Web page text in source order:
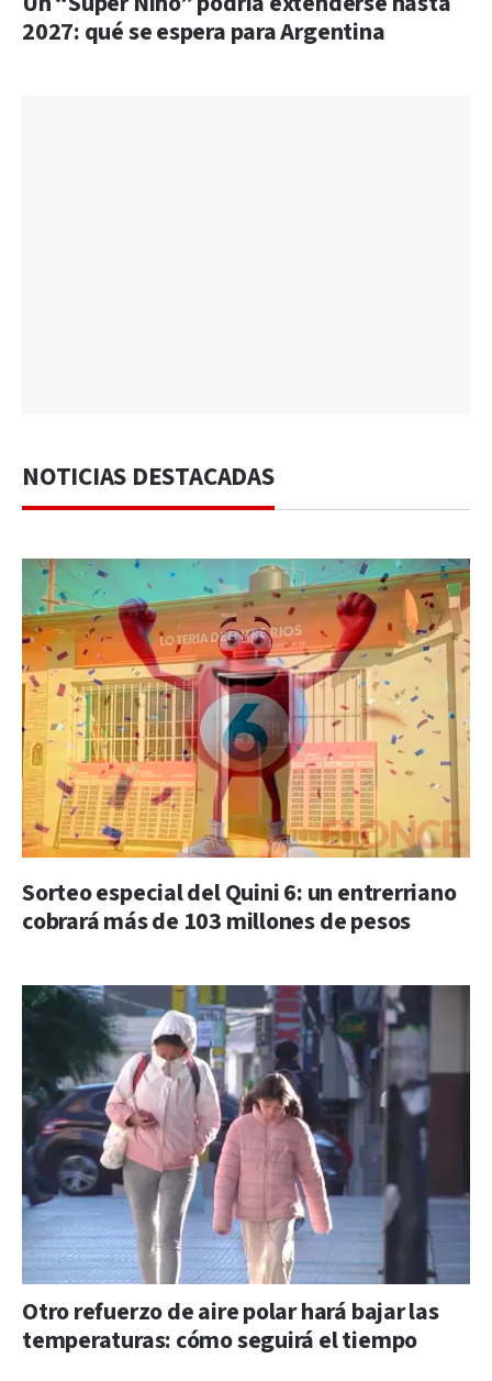
2027: qué se espera para Argentina
NOTICIAS DESTACADAS
Sorteo especial del Quini 6: un entrerriano
cobrará más de 103 millones de pesos
Otro refuerzo de aire polar hará bajar las
temperaturas: cómo seguirá el tiempo